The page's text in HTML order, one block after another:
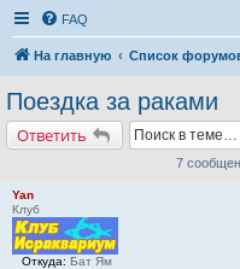
FAQ
На главную Список
Поездка за раками
Ответить
7
Yan
Клуб
Откуда: Бат Ям